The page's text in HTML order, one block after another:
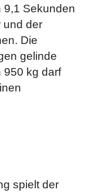
9,1 Sekunden
und der
Die
gelinde
950 kg darf
spielt der